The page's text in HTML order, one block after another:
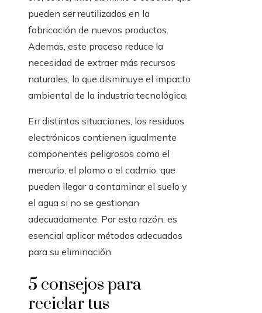
pueden ser reutilizados en la
fabricación de nuevos productos.
Además, este proceso reduce la
necesidad de extraer más recursos
naturales, lo que disminuye el impacto
ambiental de la industria tecnológica.
En distintas situaciones, los residuos
electrónicos contienen igualmente
componentes peligrosos como el
mercurio, el plomo o el cadmio, que
pueden llegar a contaminar el suelo y
el agua si no se gestionan
adecuadamente. Por esta razón, es
esencial aplicar métodos adecuados
para su eliminación.
5 consejos para
reciclar tus